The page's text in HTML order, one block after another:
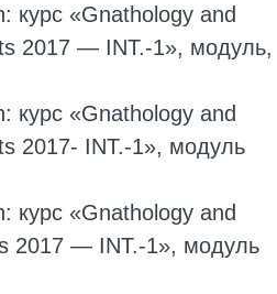
курс «Gnathology and
2017 — INT.-1», модуль,
курс «Gnathology and
2017- INT.-1», модуль
курс «Gnathology and
2017 — INT.-1», модуль